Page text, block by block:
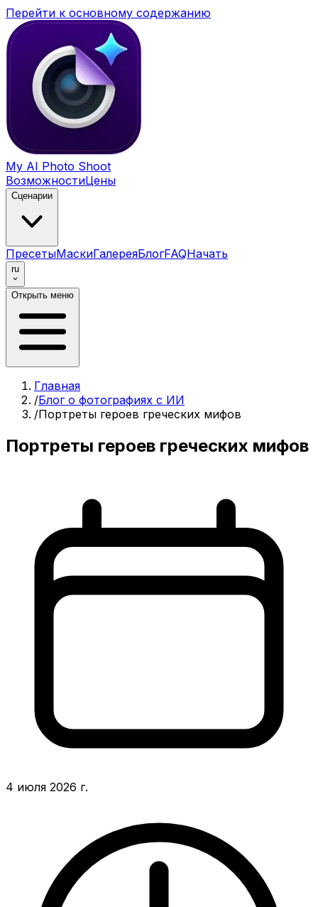
Перейти к основному содержанию
My AI Photo Shoot
ВозможностиЦены
Сценарии
ПресетыМаскиГалереяБлогFAQНачать
ru
Открыть меню
Главная
/Блог о фотографиях с ИИ
/Портреты героев греческих мифов
Портреты героев греческих мифов
4 июля 2026 г.